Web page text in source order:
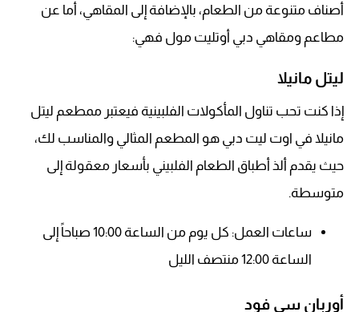
أصناف متنوعة من الطعام، بالإضافة إلى المقاهي، أما عن
مطاعم ومقاهي دبي أوتليت مول فهي:
ليتل مانيلا
إذا كنت تحب تناول المأكولات الفلبينية فيعتبر ممطعم ليتل
مانيلا في اوت ليت دبي هو المطعم المثالي والمناسب لك،
حيث يقدم ألذ أطباق الطعام الفلبيني بأسعار معقولة إلى
متوسطة.
ساعات العمل: كل يوم من الساعة 10:00 صباحاً إلى
الساعة 12:00 منتصف الليل
أوربان سي فود